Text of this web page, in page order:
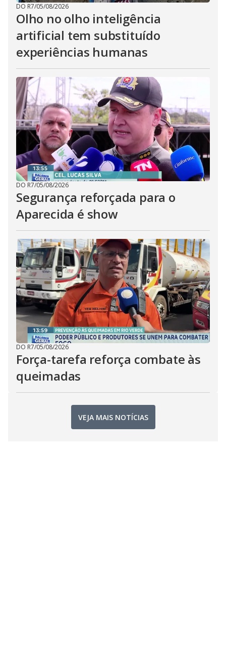
DO R7/05/08/2026
Olho no olho inteligência
artificial tem substituído
experiências humanas
DO R7/05/08/2026
Segurança reforçada para o
Aparecida é show
DO R7/05/08/2026
Força-tarefa reforça combate às
queimadas
VEJA MAIS NOTÍCIAS